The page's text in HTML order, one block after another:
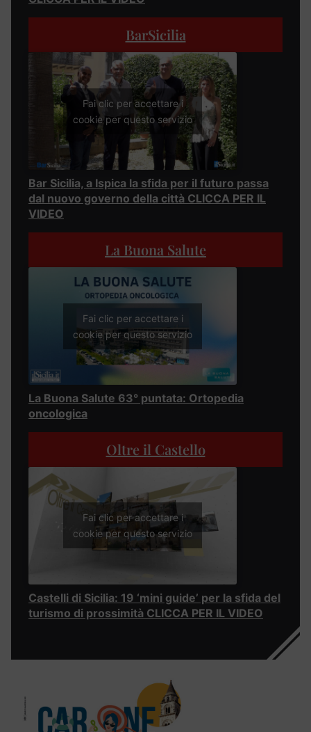
BarSicilia
Fai clic per accettare i
cookie per questo servizio
Bar Sicilia, a Ispica la sfida per il futuro passa
dal nuovo governo della città CLICCA PER IL
VIDEO
La Buona Salute
Fai clic per accettare i
cookie per questo servizio
La Buona Salute 63° puntata: Ortopedia
oncologica
Oltre il Castello
Fai clic per accettare i
cookie per questo servizio
Castelli di Sicilia: 19 ‘mini guide’ per la sfida del
turismo di prossimità CLICCA PER IL VIDEO